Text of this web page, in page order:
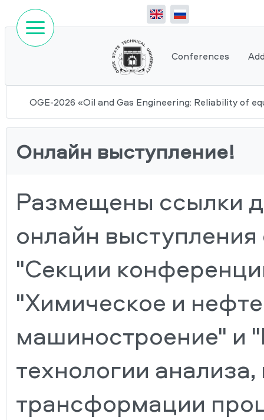
Conferences
OGE-2026 «Oil and Gas Engineering: Reliability of
Онлайн выступление!
Размещены ссылки
онлайн
"Секции
"Химическое и
машиностроение" и
технологии
трансформации